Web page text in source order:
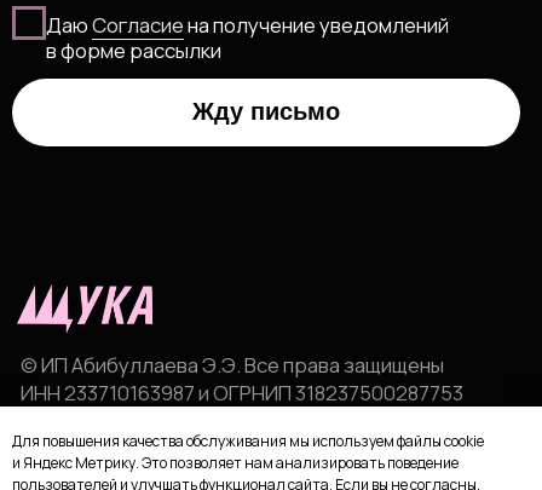
Для повышения качества обслуживания мы используем файлы cookie
и Яндекс Метрику. Это позволяет нам анализировать поведение
пользователей и улучшать функционал сайта. Если вы не согласны,